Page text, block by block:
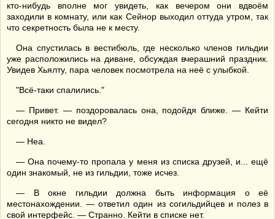
кто-нибудь вполне мог увидеть, как вечером они вдвоём
заходили в комнату, или как Сейнор выходил оттуда утром, так
что секретность была не к месту.
Она спустилась в вестибюль, где несколько членов гильдии
уже расположились на диване, обсуждая вчерашний праздник.
Увидев Хьялту, пара человек посмотрела на неё с улыбкой.
"Всё-таки спалились."
— Привет. — поздоровалась она, подойдя ближе. — Кейти
сегодня никто не видел?
— Неа.
— Она почему-то пропала у меня из списка друзей, и... ещё
один знакомый, не из гильдии, тоже исчез.
— В окне гильдии должна быть информация о её
местонахождении. — ответил один из согильдийцев и полез в
свой интерфейс. — Странно. Кейти в списке нет.